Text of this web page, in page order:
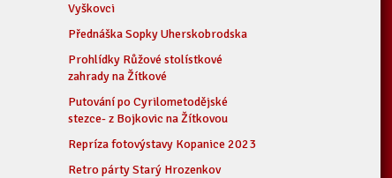
Vyškovci
Přednáška Sopky Uherskobrodska
Prohlídky Růžové stolístkové
zahrady na Žítkové
Putování po Cyrilometodějské
stezce- z Bojkovic na Žítkovou
Repríza fotovýstavy Kopanice 2023
Retro párty Starý Hrozenkov